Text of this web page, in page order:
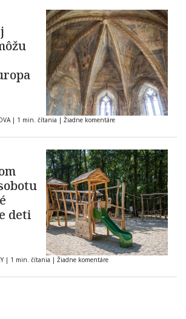
| 1 min. čítania | Žiadne komentáre
deti
| 1 min. čítania | Žiadne komentáre